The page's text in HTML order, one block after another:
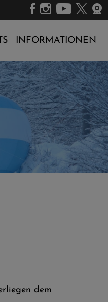
INFORMATIONEN
dem